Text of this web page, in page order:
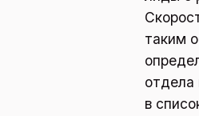
таким
в